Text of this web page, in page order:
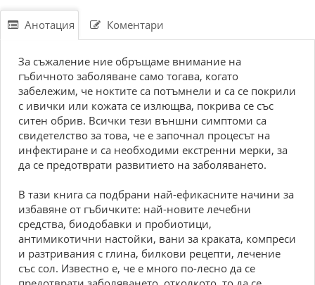
Анотация Коментари
За съжаление ние обръщаме внимание на
гъбичното заболяване само тогава, когато
забележим, че ноктите са потъмнели и са се покрили
с ивички или кожата се излющва, покрива се със
ситен обрив. Всички тези външни симптоми са
свидетелство за това, че е започнал процесът на
инфектиране и са необходими екстренни мерки, за
да се предотврати развитието на заболяването.
В тази книга са подбрани най-ефикасните начини за
избавяне от гъбичките: най-новите лечебни
средства, биодобавки и пробиотици,
антимикотични настойки, вани за краката, компреси
и разтривания с глина, билкови рецепти, лечение
със сол. Известно е, че е много по-лесно да се